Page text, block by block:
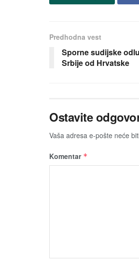
Predhodna vest
Sporne sudijske
Srbije od Hrvatske
Ostavite
Vaša adresa e-pošte neće
Komentar *